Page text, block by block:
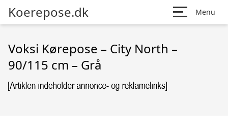
Koerepose.dk Menu
Voksi Kørepose – City North –
90/115 cm – Grå